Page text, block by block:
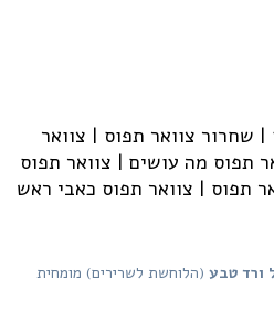
שחרור צוואר תפוס | צוואר
תפוס מה עושים | צוואר תפוס
תפוס | צוואר תפוס כאבי ראש
ורד טבע (הלוחשת לשרירים) מומחית